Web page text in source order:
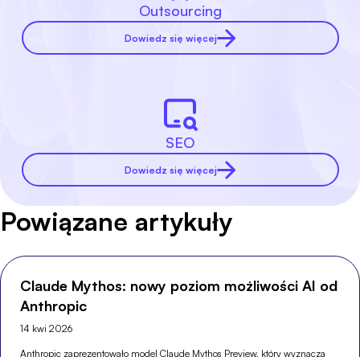
Outsourcing
Dowiedz się więcej
SEO
Dowiedz się więcej
Powiązane artykuły
Claude Mythos: nowy poziom możliwości AI od
Anthropic
14 kwi 2026
Anthropic zaprezentowało model Claude Mythos Preview, który wyznacza